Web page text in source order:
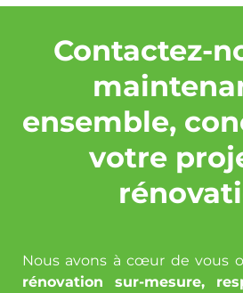
Contactez-
ensemble,
votre
Nous avons à cœur de vous
rénovation sur-mesure,